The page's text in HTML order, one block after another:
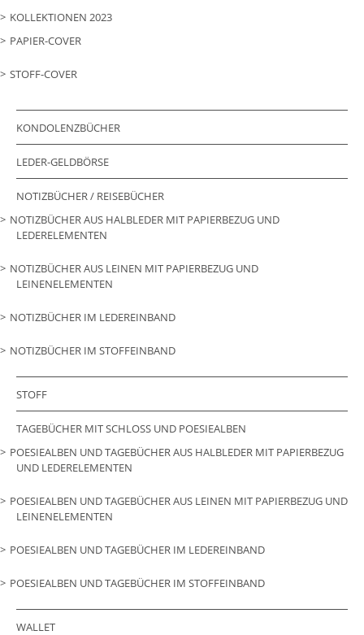
KOLLEKTIONEN 2023
PAPIER-COVER
STOFF-COVER
KONDOLENZBÜCHER
LEDER-GELDBÖRSE
NOTIZBÜCHER / REISEBÜCHER
NOTIZBÜCHER AUS HALBLEDER MIT PAPIERBEZUG UND
LEDERELEMENTEN
NOTIZBÜCHER AUS LEINEN MIT PAPIERBEZUG UND
LEINENELEMENTEN
NOTIZBÜCHER IM LEDEREINBAND
NOTIZBÜCHER IM STOFFEINBAND
STOFF
TAGEBÜCHER MIT SCHLOSS UND POESIEALBEN
POESIEALBEN UND TAGEBÜCHER AUS HALBLEDER MIT PAPIERBEZUG
UND LEDERELEMENTEN
POESIEALBEN UND TAGEBÜCHER AUS LEINEN MIT PAPIERBEZUG UND
LEINENELEMENTEN
POESIEALBEN UND TAGEBÜCHER IM LEDEREINBAND
POESIEALBEN UND TAGEBÜCHER IM STOFFEINBAND
WALLET